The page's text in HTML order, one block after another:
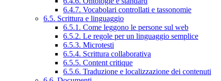
6.4.7. Vocabolari controllati e tassonomie
6.5. Scrittura e linguaggio
6.5.1. Come leggono le persone sul web
6.5.2. Le regole per un linguaggio semplice
6.5.3. Microtesti
6.5.4. Scrittura collaborativa
6.5.5. Content critique
6.5.6. Traduzione e localizzazione dei contenuti